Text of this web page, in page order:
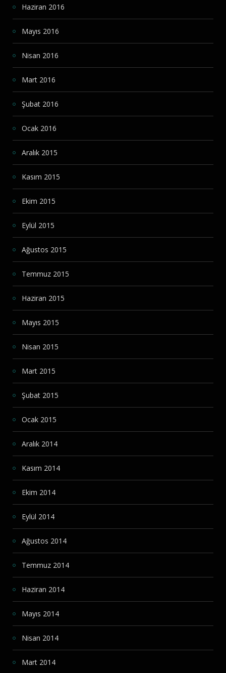
Haziran 2016
Mayıs 2016
Nisan 2016
Mart 2016
Şubat 2016
Ocak 2016
Aralık 2015
Kasım 2015
Ekim 2015
Eylül 2015
Ağustos 2015
Temmuz 2015
Haziran 2015
Mayıs 2015
Nisan 2015
Mart 2015
Şubat 2015
Ocak 2015
Aralık 2014
Kasım 2014
Ekim 2014
Eylül 2014
Ağustos 2014
Temmuz 2014
Haziran 2014
Mayıs 2014
Nisan 2014
Mart 2014